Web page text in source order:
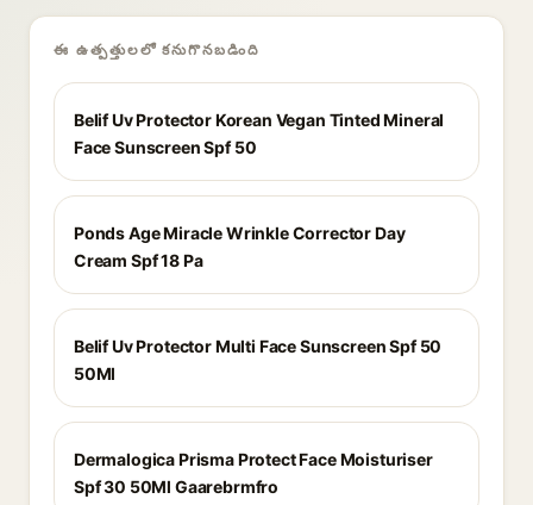
ఈ ఉత్పత్తులలో కనుగొనబడింది
Belif Uv Protector Korean Vegan Tinted Mineral
Face Sunscreen Spf 50
Ponds Age Miracle Wrinkle Corrector Day
Cream Spf 18 Pa
Belif Uv Protector Multi Face Sunscreen Spf 50
50Ml
Dermalogica Prisma Protect Face Moisturiser
Spf 30 50Ml Gaarebrmfro